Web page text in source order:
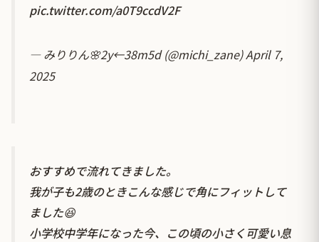
pic.twitter.com/a0T9ccdV2F
— みりりん🌸2y←38m5d (@michi_zane)April 7,
2025
おすすめで流れてきました。
我が子も2歳のときこんな感じで角にフィットして
ました😆
小学校中学年になった今、この頃の小さく可愛い息